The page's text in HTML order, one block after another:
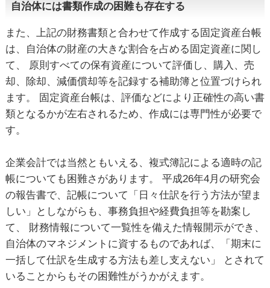
自治体には書類作成の困難も存在する
また、上記の財務書類と合わせて作成する固定資産台帳
は、自治体の財産の大きな割合を占める固定資産に関し
て、 原則すべての保有資産について評価し、購入、売
却、除却、減価償却等を記録する補助簿と位置づけられ
ます。 固定資産台帳は、評価などにより正確性の高い書
類となるかが左右されるため、作成には専門性が必要で
す。
企業会計では当然ともいえる、複式簿記による適時の記
帳についても困難さがあります。 平成26年4月の研究会
の報告書で、記帳について「日々仕訳を行う方法が望ま
しい」としながらも、事務負担や経費負担等を勘案し
て、 財務情報について一覧性を備えた情報開示ができ、
自治体のマネジメントに資するものであれば、「期末に
一括して仕訳を生成する方法も差し支えない」 とされて
いることからもその困難性がうかがえます。